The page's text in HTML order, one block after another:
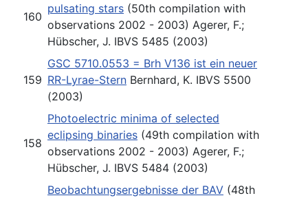
160
pulsating stars (50th compilation with
observations 2002 - 2003) Agerer, F.;
Hübscher, J. IBVS 5485 (2003)
159
GSC 5710.0553 = Brh V136 ist ein neuer
RR-Lyrae-Stern Bernhard, K. IBVS 5500
(2003)
158
Photoelectric minima of selected
eclipsing binaries (49th compilation with
observations 2002 - 2003) Agerer, F.;
Hübscher, J. IBVS 5484 (2003)
Beobachtungsergebnisse der BAV (48th